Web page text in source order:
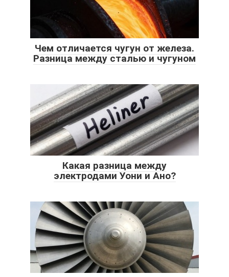
Чем отличается чугун от железа.
Разница между сталью и чугуном
Какая разница между
электродами Уони и Ано?